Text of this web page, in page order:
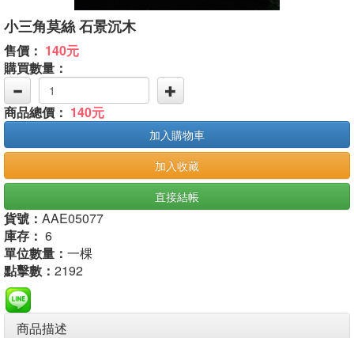
小三角莫絲 石景沉木
售價： 140元
購買數量：
商品總價： 140元
加入購物車
加入收藏
直接結帳
貨號： AAE05077
庫存： 6
單位數量： 一棵
點擊數： 2192
商品描述